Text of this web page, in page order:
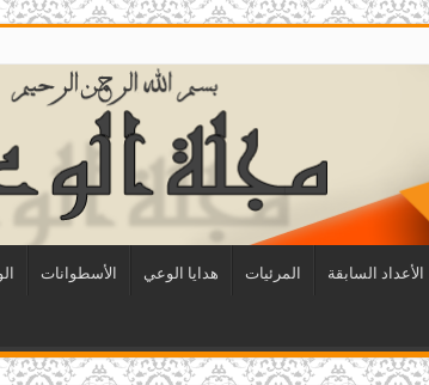
الأعداد السابقة المرئيات هدايا الوعي الأسطوانات